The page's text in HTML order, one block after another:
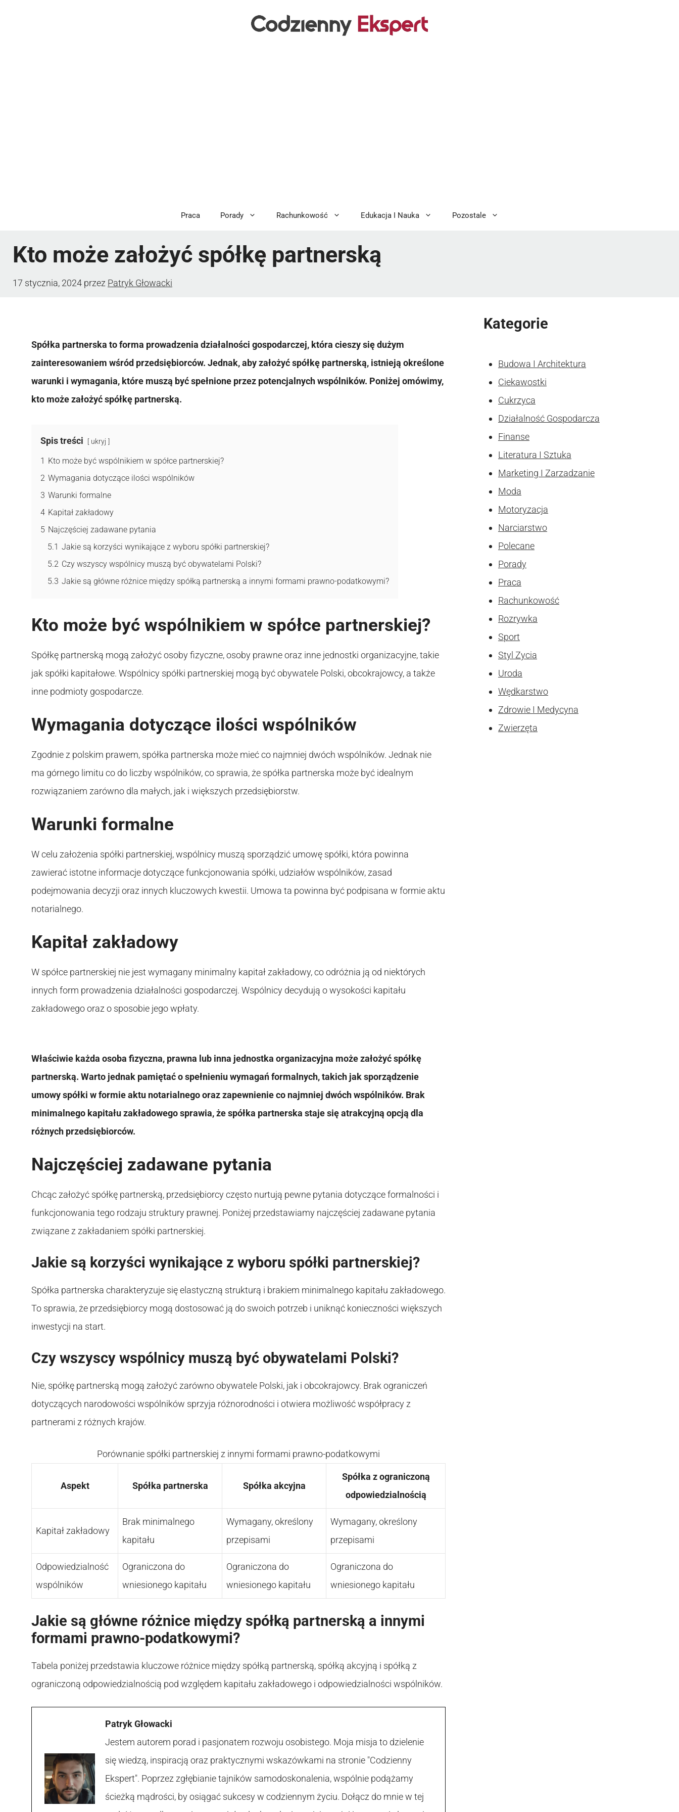
Praca Porady Rachunkowość Edukacja I Nauka Pozostale
Kto może założyć spółkę partnerską
17 stycznia, 2024 przez Patryk Głowacki
Spółka partnerska to forma prowadzenia działalności gospodarczej, która cieszy się dużym
zainteresowaniem wśród przedsiębiorców. Jednak, aby założyć spółkę partnerską, istnieją określone
warunki i wymagania, które muszą być spełnione przez potencjalnych wspólników. Poniżej omówimy,
kto może założyć spółkę partnerską.
Spis treści ukryj
1 Kto może być wspólnikiem w spółce partnerskiej?
2 Wymagania dotyczące ilości wspólników
3 Warunki formalne
4 Kapitał zakładowy
5 Najczęściej zadawane pytania
5.1 Jakie są korzyści wynikające z wyboru spółki partnerskiej?
5.2 Czy wszyscy wspólnicy muszą być obywatelami Polski?
5.3 Jakie są główne różnice między spółką partnerską a innymi formami prawno-podatkowymi?
Kto może być wspólnikiem w spółce partnerskiej?
Spółkę partnerską mogą założyć osoby fizyczne, osoby prawne oraz inne jednostki organizacyjne, takie
jak spółki kapitałowe. Wspólnicy spółki partnerskiej mogą być obywatele Polski, obcokrajowcy, a także
inne podmioty gospodarcze.
Wymagania dotyczące ilości wspólników
Zgodnie z polskim prawem, spółka partnerska może mieć co najmniej dwóch wspólników. Jednak nie
ma górnego limitu co do liczby wspólników, co sprawia, że spółka partnerska może być idealnym
rozwiązaniem zarówno dla małych, jak i większych przedsiębiorstw.
Warunki formalne
W celu założenia spółki partnerskiej, wspólnicy muszą sporządzić umowę spółki, która powinna
zawierać istotne informacje dotyczące funkcjonowania spółki, udziałów wspólników, zasad
podejmowania decyzji oraz innych kluczowych kwestii. Umowa ta powinna być podpisana w formie aktu
notarialnego.
Kapitał zakładowy
W spółce partnerskiej nie jest wymagany minimalny kapitał zakładowy, co odróżnia ją od niektórych
innych form prowadzenia działalności gospodarczej. Wspólnicy decydują o wysokości kapitału
zakładowego oraz o sposobie jego wpłaty.
Właściwie każda osoba fizyczna, prawna lub inna jednostka organizacyjna może założyć spółkę
partnerską. Warto jednak pamiętać o spełnieniu wymagań formalnych, takich jak sporządzenie
umowy spółki w formie aktu notarialnego oraz zapewnienie co najmniej dwóch wspólników. Brak
minimalnego kapitału zakładowego sprawia, że spółka partnerska staje się atrakcyjną opcją dla
różnych przedsiębiorców.
Najczęściej zadawane pytania
Chcąc założyć spółkę partnerską, przedsiębiorcy często nurtują pewne pytania dotyczące formalności i
funkcjonowania tego rodzaju struktury prawnej. Poniżej przedstawiamy najczęściej zadawane pytania
związane z zakładaniem spółki partnerskiej.
Jakie są korzyści wynikające z wyboru spółki partnerskiej?
Spółka partnerska charakteryzuje się elastyczną strukturą i brakiem minimalnego kapitału zakładowego.
To sprawia, że przedsiębiorcy mogą dostosować ją do swoich potrzeb i uniknąć konieczności większych
inwestycji na start.
Czy wszyscy wspólnicy muszą być obywatelami Polski?
Nie, spółkę partnerską mogą założyć zarówno obywatele Polski, jak i obcokrajowcy. Brak ograniczeń
dotyczących narodowości wspólników sprzyja różnorodności i otwiera możliwość współpracy z
partnerami z różnych krajów.
Porównanie spółki partnerskiej z innymi formami prawno-podatkowymi
Aspekt Spółka partnerska Spółka akcyjna
Spółka z ograniczoną
odpowiedzialnością
Kapitał zakładowy
Brak minimalnego
kapitału
Wymagany, określony
przepisami
Wymagany, określony
przepisami
Odpowiedzialność
wspólników
Ograniczona do
wniesionego kapitału
Ograniczona do
wniesionego kapitału
Ograniczona do
wniesionego kapitału
Jakie są główne różnice między spółką partnerską a innymi
formami prawno-podatkowymi?
Tabela poniżej przedstawia kluczowe różnice między spółką partnerską, spółką akcyjną i spółką z
ograniczoną odpowiedzialnością pod względem kapitału zakładowego i odpowiedzialności wspólników.
Patryk Głowacki
Jestem autorem porad i pasjonatem rozwoju osobistego. Moja misja to dzielenie
się wiedzą, inspiracją oraz praktycznymi wskazówkami na stronie "Codzienny
Ekspert". Poprzez zgłębianie tajników samodoskonalenia, wspólnie podążamy
ścieżką mądrości, by osiągać sukcesy w codziennym życiu. Dołącz do mnie w tej
Kategorie
Budowa I Architektura
Ciekawostki
Cukrzyca
Działalność Gospodarcza
Finanse
Literatura I Sztuka
Marketing I Zarzadzanie
Moda
Motoryzacja
Narciarstwo
Polecane
Porady
Praca
Rachunkowość
Rozrywka
Sport
Styl Zycia
Uroda
Wędkarstwo
Zdrowie I Medycyna
Zwierzęta